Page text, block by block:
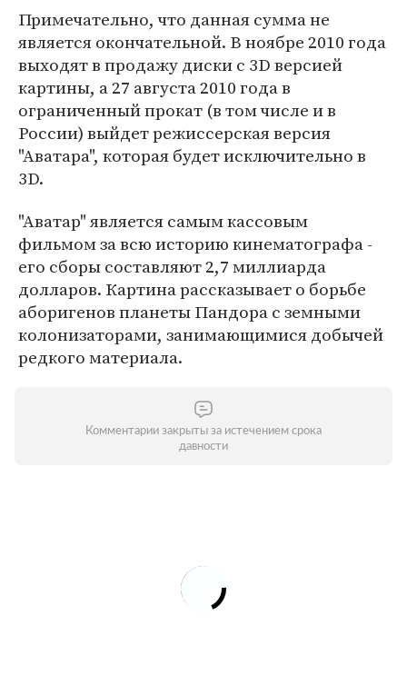
Примечательно, что данная сумма не
является окончательной. В ноябре 2010 года
выходят в продажу диски с 3D версией
картины, а 27 августа 2010 года в
ограниченный прокат (в том числе и в
России) выйдет режиссерская версия
"Аватара", которая будет исключительно в
3D.
"Аватар" является самым кассовым
фильмом за всю историю кинематографа -
его сборы составляют 2,7 миллиарда
долларов. Картина рассказывает о борьбе
аборигенов планеты Пандора с земными
колонизаторами, занимающимися добычей
редкого материала.
Комментарии закрыты за истечением срока
давности